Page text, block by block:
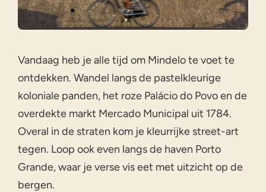
Vandaag heb je alle tijd om Mindelo te voet te
ontdekken. Wandel langs de pastelkleurige
koloniale panden, het roze Palácio do Povo en de
overdekte markt Mercado Municipal uit 1784.
Overal in de straten kom je kleurrijke street-art
tegen. Loop ook even langs de haven Porto
Grande, waar je verse vis eet met uitzicht op de
bergen.